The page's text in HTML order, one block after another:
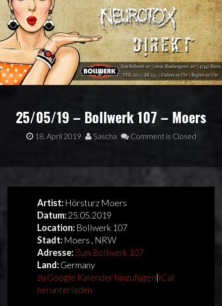
25/05/19 – Bollwerk 107 – Moers
18. April 2019 Sascha Comment is Closed
Artist: Hörsturz Moers
Datum:25.05.2019
Location: Bollwerk 107
Stadt: Moers , NRW
Adresse:Zum Bollwerk 107
Land:Germany
zu Google Kalender hinzufügen|iCal
herunterladen